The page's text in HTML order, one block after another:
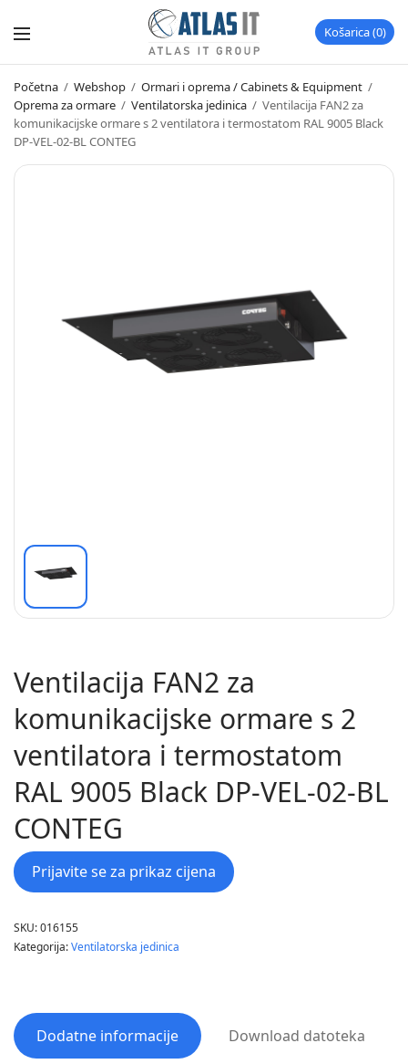
Košarica 0
Početna / Webshop / Ormari i oprema / Cabinets & Equipment /
Oprema za ormare / Ventilatorska jedinica / Ventilacija FAN2 za
komunikacijske ormare s 2 ventilatora i termostatom RAL 9005 Black
DP-VEL-02-BL CONTEG
Ventilacija FAN2 za
komunikacijske ormare s 2
ventilatora i termostatom
RAL 9005 Black DP-VEL-02-BL
CONTEG
Prijavite se za prikaz cijena
SKU:016155
Kategorija:Ventilatorska jedinica
Dodatne informacije Download datoteka